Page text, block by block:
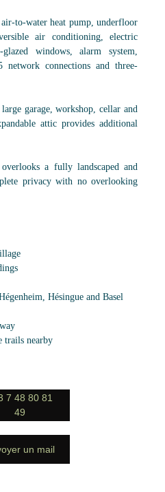
to-water heat pump, underfloor
air conditioning, electric
windows, alarm system,
network connections and three-
garage, workshop, cellar and
attic provides additional
a fully landscaped and
privacy with no overlooking
Hésingue and Basel
trails nearby
7 48 80 81
49
un mail